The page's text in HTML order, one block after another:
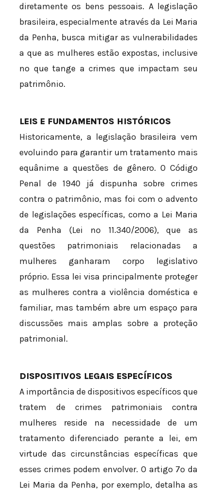
diretamente os bens pessoais. A legislação
brasileira, especialmente através da Lei Maria
da Penha, busca mitigar as vulnerabilidades
a que as mulheres estão expostas, inclusive
no que tange a crimes que impactam seu
patrimônio.
LEIS E FUNDAMENTOS HISTÓRICOS
Historicamente, a legislação brasileira vem
evoluindo para garantir um tratamento mais
equânime a questões de gênero. O Código
Penal de 1940 já dispunha sobre crimes
contra o patrimônio, mas foi com o advento
de legislações específicas, como a Lei Maria
da Penha (Lei nº 11.340/2006), que as
questões patrimoniais relacionadas a
mulheres ganharam corpo legislativo
próprio. Essa lei visa principalmente proteger
as mulheres contra a violência doméstica e
familiar, mas também abre um espaço para
discussões mais amplas sobre a proteção
patrimonial.
DISPOSITIVOS LEGAIS ESPECÍFICOS
A importância de dispositivos específicos que
tratem de crimes patrimoniais contra
mulheres reside na necessidade de um
tratamento diferenciado perante a lei, em
virtude das circunstâncias específicas que
esses crimes podem envolver. O artigo 7º da
Lei Maria da Penha, por exemplo, detalha as